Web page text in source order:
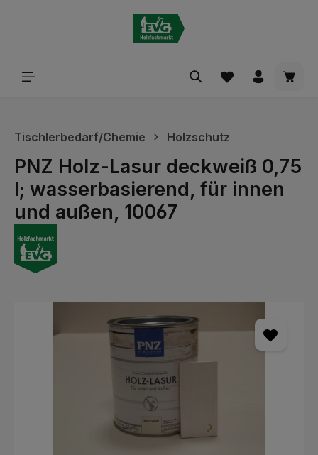
Tischlerbedarf/Chemie Holzschutz
PNZ Holz-Lasur deckweiß 0,75
l; wasserbasierend, für innen
und außen, 10067